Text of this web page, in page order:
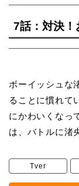
7話：対決！
ボーイッシュな
ることに慣れて
にかわいくなっ
は、バトルに渚
Tver